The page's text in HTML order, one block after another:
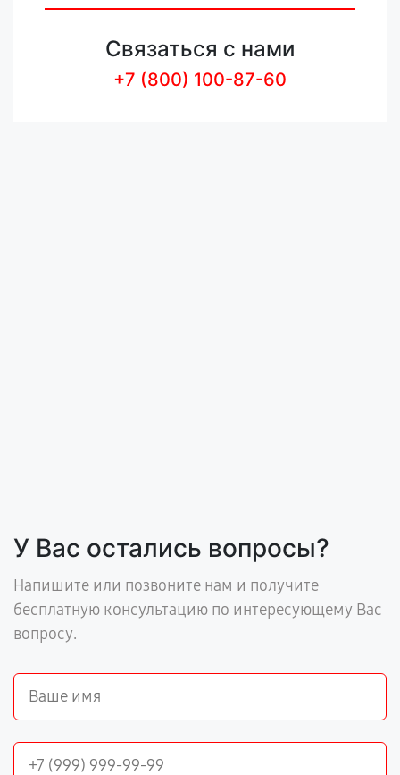
Связаться с нами
+7 (800) 100-87-60
У Вас остались вопросы?
Напишите или позвоните нам и получите
бесплатную консультацию по интересующему Вас
вопросу.